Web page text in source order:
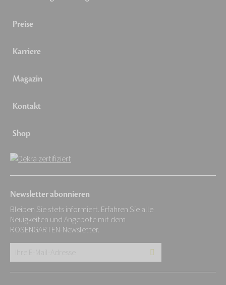
Preise
Karriere
Magazin
Kontakt
Shop
Newsletter abonnieren
Bleiben Sie stets informiert. Erfahren Sie alle
Neuigkeiten und Angebote mit dem
ROSENGARTEN-Newsletter.